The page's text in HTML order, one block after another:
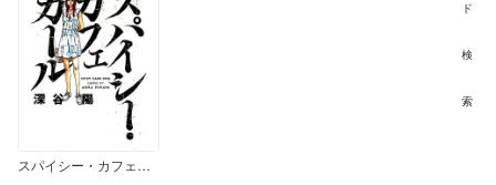
スパイシー・カフェガール